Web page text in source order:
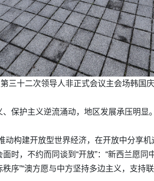
三十二次领导人非正式会议主会场韩国
保护主义逆流涌动，地区发展承压明显。
构建开放型世界经济，在开放中分享
时，不约而同谈到“开放”：“新西兰愿
序”“澳方愿与中方坚持多边主义，支